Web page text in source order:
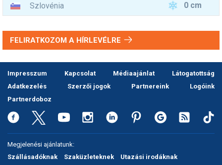
Szlovénia
0 cm
FELIRATKOZOM A HÍRLEVÉLRE
Impresszum Kapcsolat Médiaajánlat
Látogatottság
Adatkezelés
Szerzői jogok Partnereink
Logóink
Partnerdoboz
Megjelenési ajánlatunk:
Szállásadóknak
Szaküzleteknek Utazási irodáknak